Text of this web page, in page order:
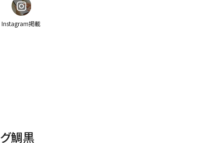
Instagram掲載
鯛黒